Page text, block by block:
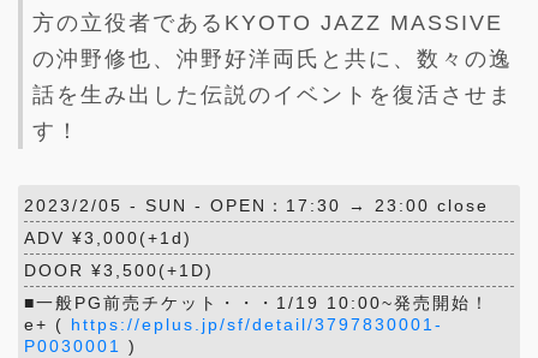
方の立役者であるKYOTO JAZZ MASSIVE
の沖野修也、沖野好洋両氏と共に、数々の逸
話を生み出した伝説のイベントを復活させま
す！
2023/2/05 - SUN - OPEN：17:30 → 23:00 close
ADV ¥3,000(+1d)
DOOR ¥3,500(+1D)
■一般PG前売チケット・・・1/19 10:00~発売開始！
e+ ( https://eplus.jp/sf/detail/3797830001-
P0030001
)